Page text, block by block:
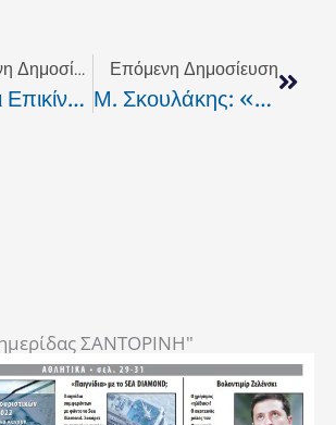
Προηγούμενη Δημοσίευση
ΕΦΕΤ Και Επικίνδυνα Προιόντα Ευρείας Κατανάλωσης.
Επόμενη Δημοσίευση
Μ. Σκουλάκης: «Να Συγκληθεί Περιφερειακό Συμβούλιο Για Το ΕΣΠΑ»
ΣΑΝΤΟΡΙΝΗ"